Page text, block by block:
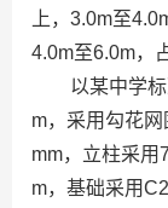
上，3.0m至
4.0m至6.0m，
以某中学
m，采用勾花
mm，立柱采用
m，基础采用